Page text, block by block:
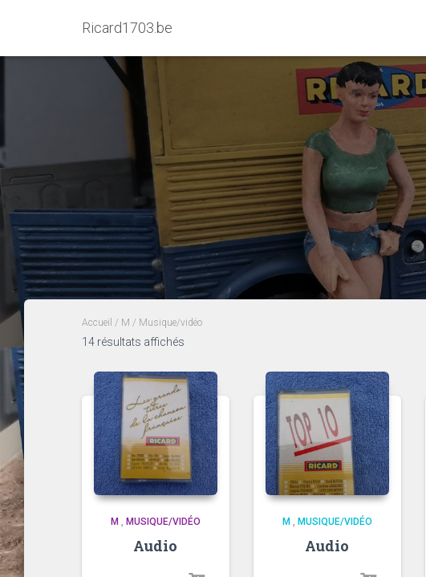
Ricard1703.be
Accueil / M / Musique/vidéo
14 résultats affichés
M, MUSIQUE/VIDÉO
Audio
M, MUSIQUE/VIDÉO
Audio